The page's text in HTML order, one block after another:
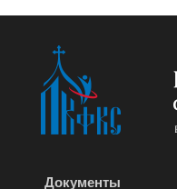
Документы